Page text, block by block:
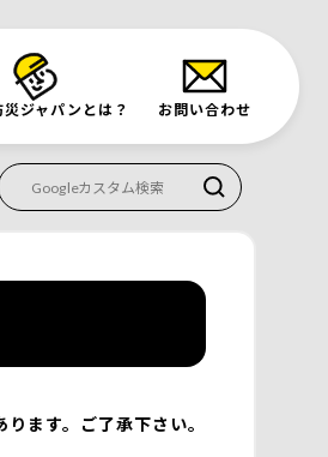
災ジャパンとは？ お問い合わせ
ます。ご了承下さい。